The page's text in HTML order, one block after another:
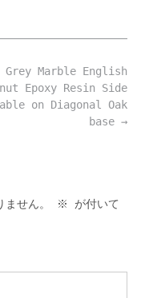
Grey Marble English
Epoxy Resin Side
on Diagonal Oak
base →
せん。 ※
が付いて